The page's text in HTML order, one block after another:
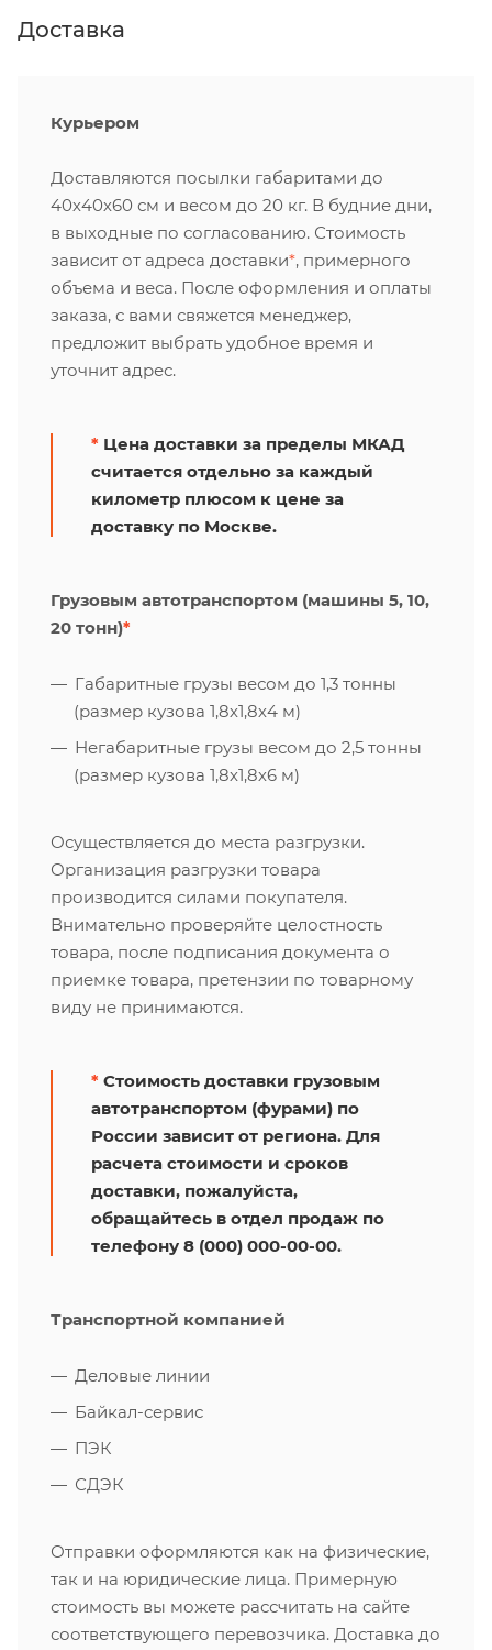
Доставка
Курьером
Доставляются посылки габаритами до
40х40х60 см и весом до 20 кг. В будние дни,
в выходные по согласованию. Стоимость
зависит от адреса доставки*, примерного
объема и веса. После оформления и оплаты
заказа, с вами свяжется менеджер,
предложит выбрать удобное время и
уточнит адрес.
* Цена доставки за пределы МКАД
считается отдельно за каждый
километр плюсом к цене за
доставку по Москве.
Грузовым автотранспортом (машины 5, 10,
20 тонн)*
Габаритные грузы весом до 1,3 тонны
(размер кузова 1,8х1,8х4 м)
Негабаритные грузы весом до 2,5 тонны
(размер кузова 1,8х1,8х6 м)
Осуществляется до места разгрузки.
Организация разгрузки товара
производится силами покупателя.
Внимательно проверяйте целостность
товара, после подписания документа о
приемке товара, претензии по товарному
виду не принимаются.
* Стоимость доставки грузовым
автотранспортом (фурами) по
России зависит от региона. Для
расчета стоимости и сроков
доставки, пожалуйста,
обращайтесь в отдел продаж по
телефону 8 (000) 000-00-00.
Транспортной компанией
Деловые линии
Байкал-сервис
ПЭК
СДЭК
Отправки оформляются как на физические,
так и на юридические лица. Примерную
стоимость вы можете рассчитать на сайте
соответствующего перевозчика. Доставка до